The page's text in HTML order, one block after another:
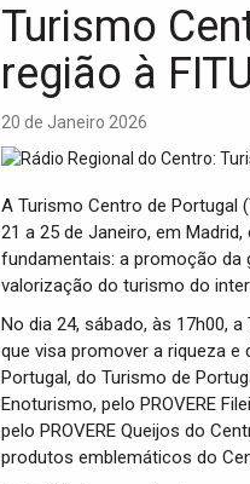
Turismo
região à
20 de Janeiro 2026
A Turismo Centro de Portugal
21 a 25 de Janeiro, em
fundamentais: a promoção
valorização do turismo do
No dia 24, sábado, às 17h00,
que visa promover a riqueza
Portugal, do Turismo de
Enoturismo, pelo PROVERE
pelo PROVERE Queijos do
produtos emblemáticos do